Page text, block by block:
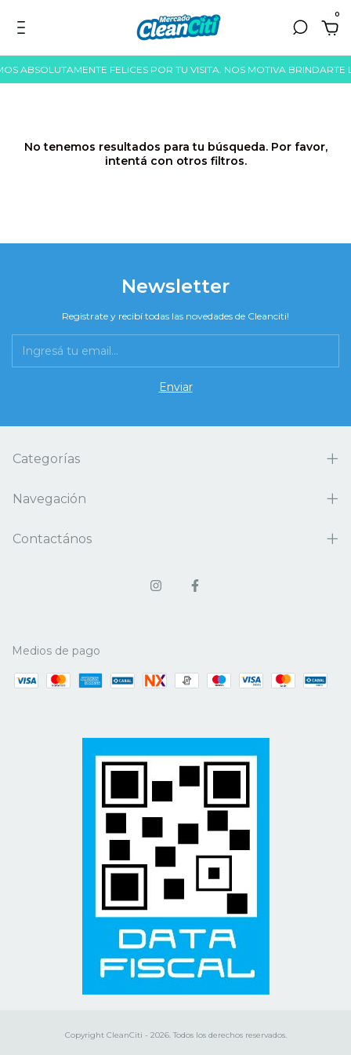
0
ABSOLUTAMENTE FELICES POR TU VISITA. NOS MOTIVA
No tenemos resultados para tu búsqueda. Por favor,
intentá con otros filtros.
Newsletter
Registrate y recibí todas las novedades de Cleanciti!
Categorías
Navegación
Contactános
Medios de pago
Copyright CleanCiti - 2026. Todos los derechos reservados.